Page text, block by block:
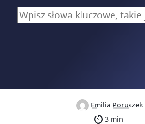
Emilia Poruszek
3 min